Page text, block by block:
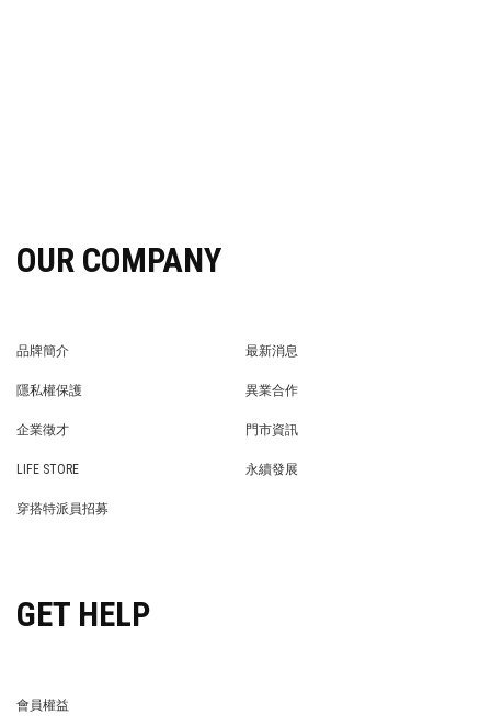
OUR COMPANY
品牌簡介
最新消息
隱私權保護
異業合作
企業徵才
門市資訊
LIFE STORE
永續發展
穿搭特派員招募
GET HELP
會員權益